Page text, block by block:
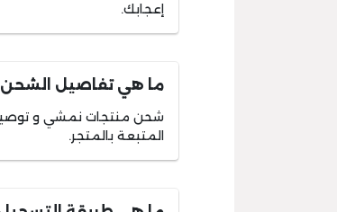
إعجابك.
ما هي تفاصيل
شحن منتجات نمشي و
المتبعة بالمتجر.